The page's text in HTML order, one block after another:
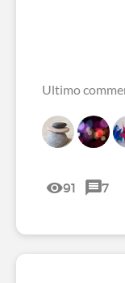
Ultimo
91 7